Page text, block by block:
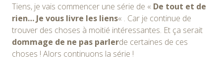
Tiens, je vais commencer une série de « De tout et de
rien… Je vous livre les liens« . Car je continue de
trouver des choses à moitié intéressantes. Et ça serait
dommage de ne pas parlerde certaines de ces
choses ! Alors continuons la série !